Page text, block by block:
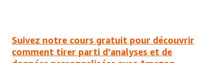
Suivez notre cours gratuit pour découvrir
comment tirer parti d'analyses et de